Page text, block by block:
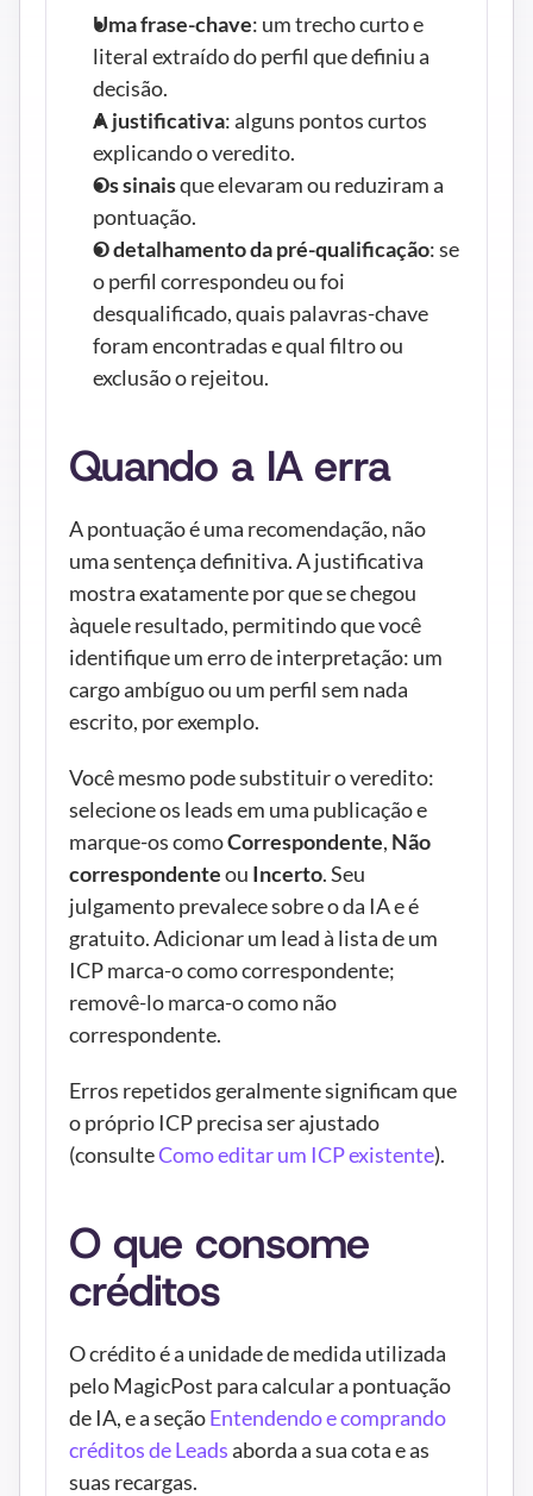
Uma frase-chave: um trecho curto e
literal extraído do perfil que definiu a
decisão.
A justificativa: alguns pontos curtos
explicando o veredito.
Os sinais que elevaram ou reduziram a
pontuação.
O detalhamento da pré-qualificação: se
o perfil correspondeu ou foi
desqualificado, quais palavras-chave
foram encontradas e qual filtro ou
exclusão o rejeitou.
Quando a IA erra
A pontuação é uma recomendação, não
uma sentença definitiva. A justificativa
mostra exatamente por que se chegou
àquele resultado, permitindo que você
identifique um erro de interpretação: um
cargo ambíguo ou um perfil sem nada
escrito, por exemplo.
Você mesmo pode substituir o veredito:
selecione os leads em uma publicação e
marque-os como Correspondente, Não
correspondente ou Incerto. Seu
julgamento prevalece sobre o da IA e é
gratuito. Adicionar um lead à lista de um
ICP marca-o como correspondente;
removê-lo marca-o como não
correspondente.
Erros repetidos geralmente significam que
o próprio ICP precisa ser ajustado
(consulte Como editar um ICP existente).
O que consome
créditos
O crédito é a unidade de medida utilizada
pelo MagicPost para calcular a pontuação
de IA, e a seção Entendendo e comprando
créditos de Leads aborda a sua cota e as
suas recargas.